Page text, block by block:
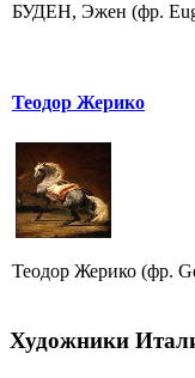
БУДЕН, Эжен (фр.
Теодор Жерико
Теодор Жерико (фр.
Художники